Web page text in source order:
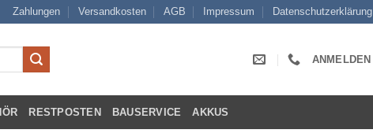
Zahlungen Versandkosten AGB Impressum Datenschutzerklärung
ANMELDEN
RESTPOSTEN BAUSERVICE AKKUS